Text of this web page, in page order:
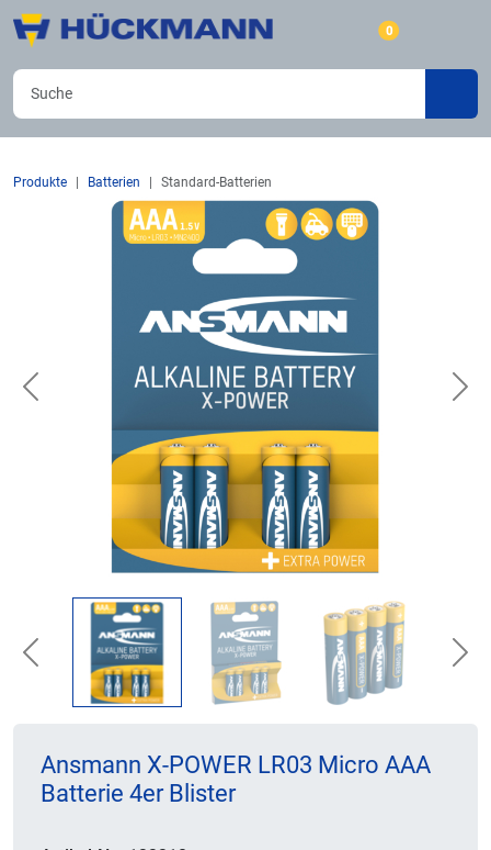
0
Produkte Batterien Standard-Batterien
Previous
Previous
Ansmann X-POWER LR03 Micro AAA
Batterie 4er Blister